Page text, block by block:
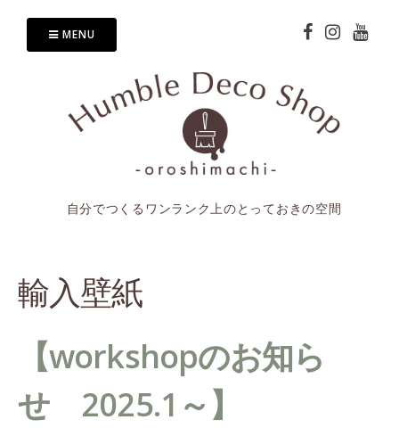
content
自分でつくるワンランク上のとっておきの空間
MENU
輸入壁紙
【workshopのお知ら
せ 2025.1～】